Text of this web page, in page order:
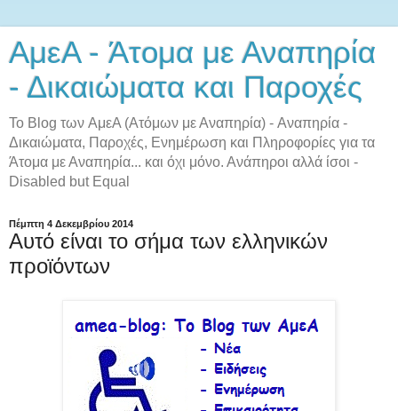
AμεA - Άτομα με Αναπηρία
- Δικαιώματα και Παροχές
Το Blog των AμεA (Ατόμων με Αναπηρία) - Αναπηρία -
Δικαιώματα, Παροχές, Ενημέρωση και Πληροφορίες για τα
Άτομα με Αναπηρία... και όχι μόνο. Ανάπηροι αλλά ίσοι -
Disabled but Equal
Πέμπτη 4 Δεκεμβρίου 2014
Αυτό είναι το σήμα των ελληνικών
προϊόντων